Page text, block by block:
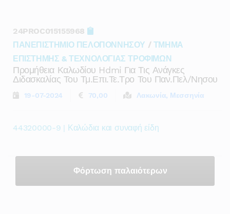
24PROC015155968
ΠΑΝΕΠΙΣΤΗΜΙΟ ΠΕΛΟΠΟΝΝΗΣΟΥ / ΤΜΗΜΑ
ΕΠΙΣΤΗΜΗΣ & ΤΕΧΝΟΛΟΓΙΑΣ ΤΡΟΦΙΜΩΝ
Προμήθεια Καλωδίου Hdmi Για Τις Ανάγκες
Διδασκαλίας Του Τμ.επι.τε.τρο Του Παν.πελ/νησου
19-07-2024 70,00 Λακωνία, Μεσσηνία
44320000-9 | Καλώδια και συναφή είδη
Φόρτωση παλαιότερων